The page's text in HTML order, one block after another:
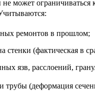
не может
ремонтов в прошлом;
стенки (фактическая в
язв, расслоений,
трубы (деформация